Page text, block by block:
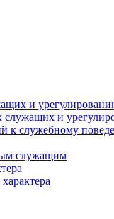
и
и
служебному
служащим